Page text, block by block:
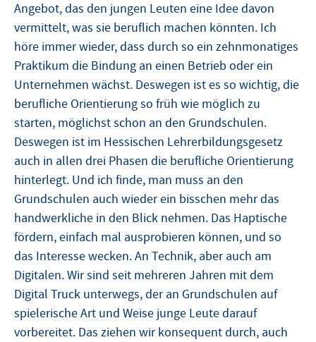
Angebot, das den jungen Leuten eine Idee davon
vermittelt, was sie beruflich machen könnten. Ich
höre immer wieder, dass durch so ein zehnmonatiges
Praktikum die Bindung an einen Betrieb oder ein
Unternehmen wächst. Deswegen ist es so wichtig, die
berufliche Orientierung so früh wie möglich zu
starten, möglichst schon an den Grundschulen.
Deswegen ist im Hessischen Lehrerbildungsgesetz
auch in allen drei Phasen die berufliche Orientierung
hinterlegt. Und ich finde, man muss an den
Grundschulen auch wieder ein bisschen mehr das
handwerkliche in den Blick nehmen. Das Haptische
fördern, einfach mal ausprobieren können, und so
das Interesse wecken. An Technik, aber auch am
Digitalen. Wir sind seit mehreren Jahren mit dem
Digital Truck unterwegs, der an Grundschulen auf
spielerische Art und Weise junge Leute darauf
vorbereitet. Das ziehen wir konsequent durch, auch